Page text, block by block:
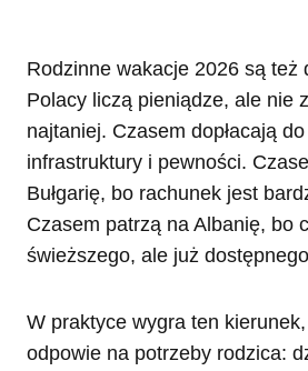
Rodzinne wakacje 2026 są też
Polacy liczą pieniądze, ale nie
najtaniej. Czasem dopłacają
infrastruktury i pewności.
Bułgarię, bo rachunek jest
Czasem patrzą na Albanię, bo
świeższego, ale już
W praktyce wygra ten
odpowie na potrzeby rodzica: